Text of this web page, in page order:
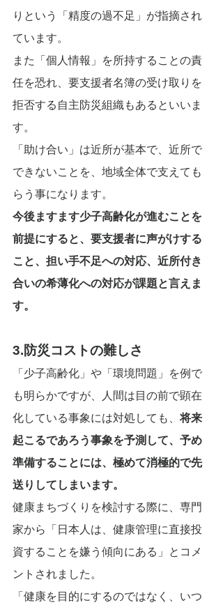
りという「精度の過不足」が指摘され
ています。
また「個人情報」を所持することの責
任を恐れ、要支援者名簿の受け取りを
拒否する自主防災組織もあるといいま
す。
「助け合い」は近所が基本で、近所で
できないことを、地域全体で支えても
らう事になります。
今後ますます少子高齢化が進むことを
前提にすると、要支援者に声がけする
こと、担い手不足への対応、近所付き
合いの希薄化への対応が課題と言えま
す。
3.防災コストの難しさ
「少子高齢化」や「環境問題」を例で
も明らかですが、人間は目の前で顕在
化している事象には対処しても、将来
起こるであろう事象を予測して、予め
準備することには、極めて消極的で先
送りしてしまいます。
健康まちづくりを検討する際に、専門
家から「日本人は、健康管理に直接投
資することを嫌う傾向にある」とコメ
ントされました。
「健康を目的にするのではなく、いつ